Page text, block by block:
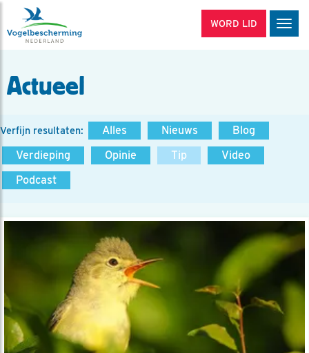
WORD LID
Actueel
Verfijn resultaten: Alles Nieuws
Blog
Verdieping
Opinie Tip
Video
Podcast